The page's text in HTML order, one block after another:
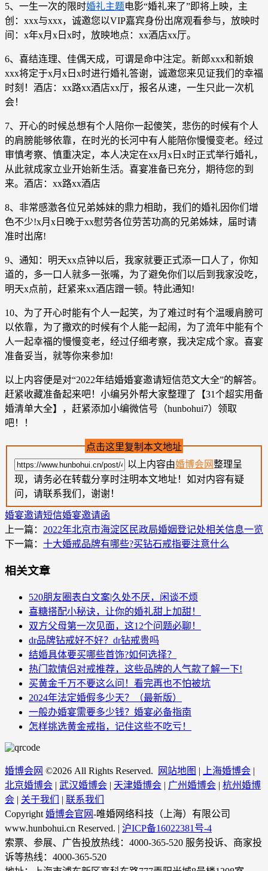
5、一生一次的限时婚礼主题电影“婚礼来了”即将上映，主
创：xxx与xxx，诚邀您以VIP嘉宾身份出席观看参与，放映时
间：x年x月x日x时，放映地点：xx酒店xx厅。
6、喜结连理、佳偶天成，可谓是命中注定。新郎xxx和新娘
xxx将定于x月x日x时进行婚礼答谢，诚邀您来见证我们的幸福
时刻！酒店：xx路xx酒店xx厅，报名从速，一生只此一次机
会！
7、开心的时候总想有个人陪你一起傻笑，悲伤的时候有个人
的肩膀能够依靠，在时光的长河中有人能陪你慢慢变老。经过
审慎考察、慎重决定，本人决定在xx月x日x时正式举行婚礼，
从此就成家立业开始新生活。喜宴准备已充分，期待您的到
来。酒店：xx路xx酒店
8、非常感激各位兄弟姊妹的鼎力相助，我们的婚礼因你们增
色不少!x月x日晚于xx慰劳各位劳苦功高的兄弟姊妹，届时请
准时出席!
9、通知：明天xx点钟以后，我家就要正式添一口人了，你知
道的，多一口人就多一张嘴，为了避免你们以后到我家没吃，
明天x点前，赶紧来xx酒店蹭一顿。特此通知!
10、为了开心时能有个人一起笑，为了难过时有个温暖肩膀可
以依靠，为了撒欢的时候有个人能一起闹，为了流年中能有个
人一起幸福的慢慢变老，经过仔细考察，我决定成个家。喜宴
准备妥当，就等你来参加!
以上内容便是对“2022年结婚婚宴邀请短信范文大全”的解答。
赶紧收藏准备起来吧！小编另外帮大家整理了【31个超实用备
婚清单大全】，赶紧添加小编微信号（hunbohui7）领取
吧！！
点击这里复制本文地址
以上内容由婚博会网整理呈
现，请务必在转载分享时注明本文地址！如对内容有疑
问，请联系我们，谢谢！
婚宴邀请短信婚宴邀请函
上一篇： 2022年北京市海淀区民政局婚姻登记处相关信息一览
下一篇： 十大婚戒品牌有哪些?买钻石戒指要注意什么
相关文章
520朋友圈表白文案|久处不厌，闲谈不烦
喜糖搭配小秘诀，让你的婚礼甜上加甜！
双方父母第一次见面，这12个问题必聊！
dr品牌钻戒好不好？dr钻戒贵吗
结婚具体要买哪些首饰?如何选择？
热门款情侣对戒推荐，这些品牌的人气款了解一下!
买黄金千万不要这么问！看完再也不怕被坑
2024年法定婚假多少天？（最新版）
一般办婚宴需要多少钱？婚宴必备指南
怎样挑选黄金戒指，记住这些不吃亏！
婚博会网 ©2026 All Rights Reserved. 网站地图 | 上海婚博会 |
北京婚博会 | 武汉婚博会 | 天津婚博会 | 广州婚博会 | 杭州婚博
会 | 关于我们 | 联系我们
Copyright 婚博会官网-唯婚网络科技（上海）有限公司
www.hunbohui.cn Reserved. | 沪ICP备16022381号-4
索票、参展、广告投放热线：4000-365-520 服务投诉、商家投
诉等热线：4000-365-520